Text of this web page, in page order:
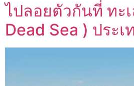
ไปลอยตัวกันที่ ทะ
Dead Sea ) ประ